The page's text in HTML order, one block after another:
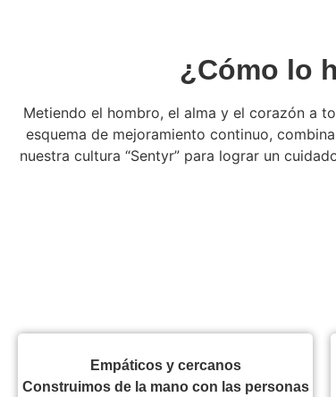
¿Cómo lo
Metiendo el hombro, el alma y el corazón a
esquema de mejoramiento continuo,
nuestra cultura “Sentyr” para lograr un
Empáticos y cercanos
Construimos de la mano con las personas